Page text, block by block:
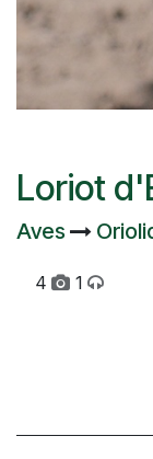
Loriot
Aves
4 1